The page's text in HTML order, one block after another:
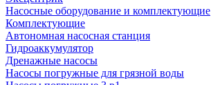
Насосные оборудование и комплектующие
Комплектующие
Автономная насосная станция
Гидроаккумулятор
Дренажные насосы
Насосы погружные для грязной воды